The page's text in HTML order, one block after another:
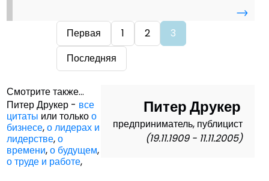
→
Первая 1 2
3
Последняя
Питер Друкер
предприниматель, публицист
(19.11.1909 - 11.11.2005)
Смотрите также...
Питер Друкер - все
цитаты или толькоо
бизнесе,о лидерах и
лидерстве,о
времени,о будущем,
о труде и работе,